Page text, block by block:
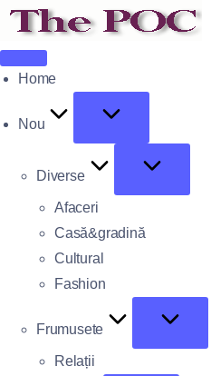
Home
Nou
Diverse
Afaceri
Casă&gradină
Cultural
Fashion
Frumusete
Relații